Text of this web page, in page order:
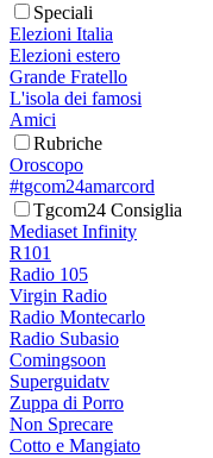
Speciali
Elezioni Italia
Elezioni estero
Grande Fratello
L'isola dei famosi
Amici
Rubriche
Oroscopo
#tgcom24amarcord
Tgcom24 Consiglia
Mediaset Infinity
R101
Radio 105
Virgin Radio
Radio Montecarlo
Radio Subasio
Comingsoon
Superguidatv
Zuppa di Porro
Non Sprecare
Cotto e Mangiato